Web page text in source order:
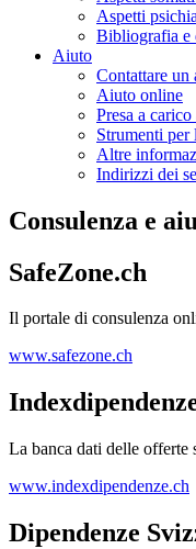
Aspetti
Bibliografia e
Aiuto
Contattare un
Aiuto online
Presa a
Strumenti per
Altre
Indirizzi dei
Consulenza e
SafeZone.ch
Il portale di consulenza
www.safezone.ch
La banca dati delle offerte
www.indexdipendenze.ch
Dipendenze